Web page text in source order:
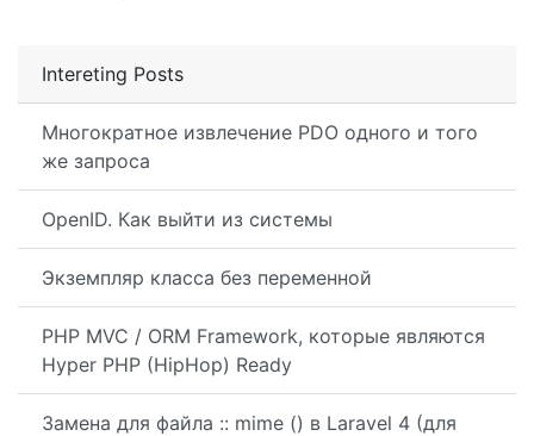
Intereting Posts
Многократное извлечение PDO одного и того
же запроса
OpenID. Как выйти из системы
Экземпляр класса без переменной
PHP MVC / ORM Framework, которые являются
Hyper PHP (HipHop) Ready
Замена для файла :: mime () в Laravel 4 (для